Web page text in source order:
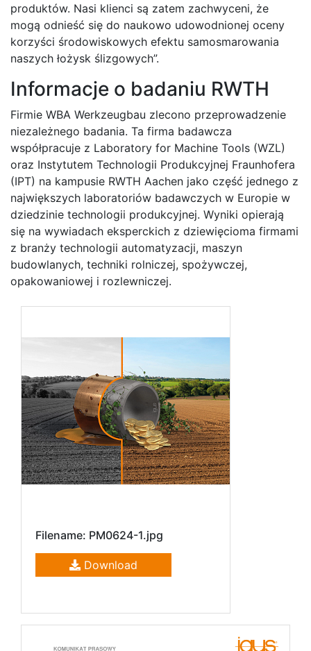
produktów. Nasi klienci są zatem zachwyceni, że
mogą odnieść się do naukowo udowodnionej oceny
korzyści środowiskowych efektu samosmarowania
naszych łożysk ślizgowych”.
Informacje o badaniu RWTH
Firmie WBA Werkzeugbau zlecono przeprowadzenie
niezależnego badania. Ta firma badawcza
współpracuje z Laboratory for Machine Tools (WZL)
oraz Instytutem Technologii Produkcyjnej Fraunhofera
(IPT) na kampusie RWTH Aachen jako część jednego z
największych laboratoriów badawczych w Europie w
dziedzinie technologii produkcyjnej. Wyniki opierają
się na wywiadach eksperckich z dziewięcioma firmami
z branży technologii automatyzacji, maszyn
budowlanych, techniki rolniczej, spożywczej,
opakowaniowej i rozlewniczej.
Filename: PM0624-1.jpg
Download